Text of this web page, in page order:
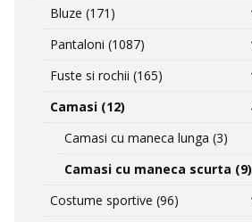
Bluze (171)
Pantaloni (1087)
Fuste si rochii (165)
Camasi (12)
Camasi cu maneca lunga (3)
Camasi cu maneca scurta (9)
Costume sportive (96)